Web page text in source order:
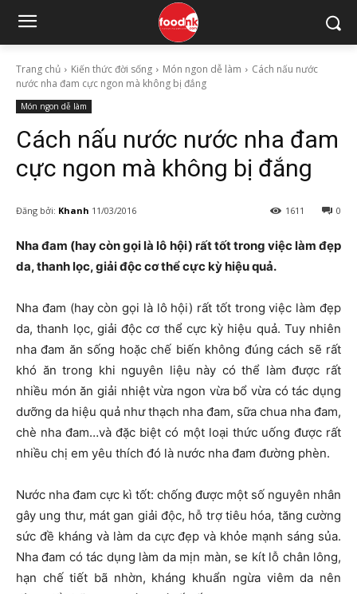
Trang chủ Kiến thức đời sống Món ngon dễ làm
Cách nấu nước
nước nha đam cực ngon mà không bị đắng
Món ngon dễ làm
Cách nấu nước nước nha đam
cực ngon mà không bị đắng
Đăng bởi: Khanh 11/03/2016 0
1611
Nha đam (hay còn gọi là lô hội) rất tốt trong việc làm đẹp
da, thanh lọc, giải độc cơ thể cực kỳ hiệu quả.
Nha đam (hay còn gọi là lô hội) rất tốt trong việc làm đẹp
da, thanh lọc, giải độc cơ thể cực kỳ hiệu quả. Tuy nhiên
nha đam ăn sống hoặc chế biến không đúng cách sẽ rất
khó ăn trong khi nguyên liệu này có thể làm được rất
nhiều món ăn giải nhiệt vừa ngon vừa bổ vừa có tác dụng
dưỡng da hiệu quả như thạch nha đam, sữa chua nha đam,
chè nha đam…và đặc biệt có một loại thức uống được rất
nhiều chị em yêu thích đó là nước nha đam đường phèn.
Nước nha đam cực kì tốt: chống được một số nguyên nhân
gây ung thư, mát gan giải độc, hỗ trợ tiêu hóa, tăng cường
sức đề kháng và làm da cực đẹp và khỏe mạnh sáng sủa.
Nha đam có tác dụng làm da mịn màn, se kít lỗ chân lông,
hạn chế tiết bã nhờn, kháng khuẩn ngừa viêm da nên